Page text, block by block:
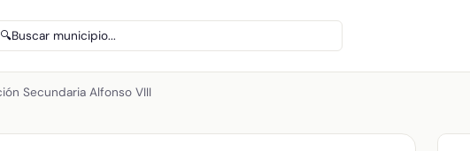
🔍Buscar municipio...
Secundaria Alfonso VIII